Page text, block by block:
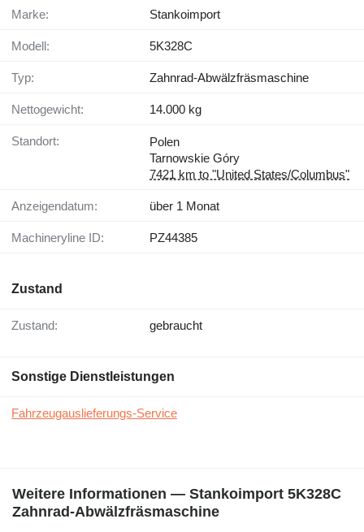
Marke: Stankoimport
Modell: 5K328C
Typ: Zahnrad-Abwälzfräsmaschine
Nettogewicht: 14.000 kg
Standort:
Polen
Tarnowskie Góry
7421 km to "United States/Columbus"
Anzeigendatum: über 1 Monat
Machineryline ID: PZ44385
Zustand
Zustand: gebraucht
Sonstige Dienstleistungen
Fahrzeugauslieferungs-Service
Weitere Informationen — Stankoimport 5K328C
Zahnrad-Abwälzfräsmaschine